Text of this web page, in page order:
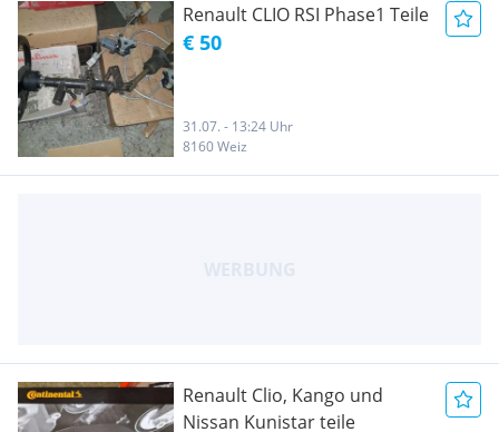
Renault CLIO RSI Phase1 Teile
€ 50
31.07. - 13:24 Uhr
8160 Weiz
Renault Clio, Kango und
Nissan Kunistar teile